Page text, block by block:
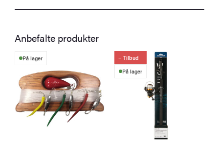
Anbefalte produkter
På lager
Tilbud
På lager